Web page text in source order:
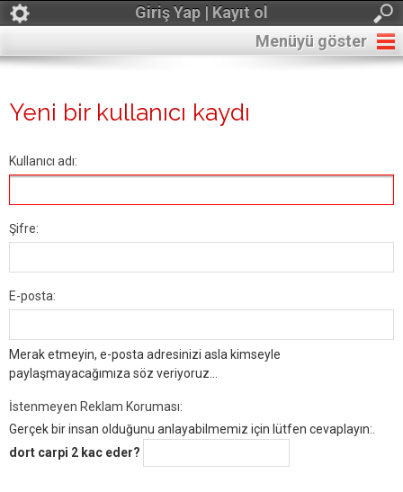
Giriş Yap | Kayıt ol
Menüyü göster
Yeni bir kullanıcı kaydı
Kullanıcı adı:
Şifre:
E-posta:
Merak etmeyin, e-posta adresinizi asla kimseyle
paylaşmayacağımıza söz veriyoruz...
İstenmeyen Reklam Koruması:
Gerçek bir insan olduğunu anlayabilmemiz için lütfen cevaplayın:.
dort carpi 2 kac eder?